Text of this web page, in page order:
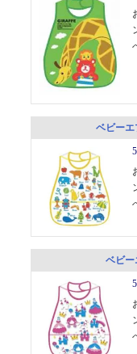
ベビー
ベビ